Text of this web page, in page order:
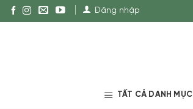
Đăng nhập
TẤT CẢ DANH MỤC